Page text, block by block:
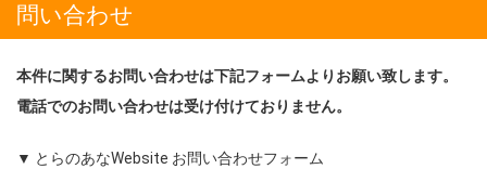
問い合わせ
本件に関するお問い合わせは下記フォームよりお願い致します。
電話でのお問い合わせは受け付けておりません。
▼ とらのあなWebsite お問い合わせフォーム